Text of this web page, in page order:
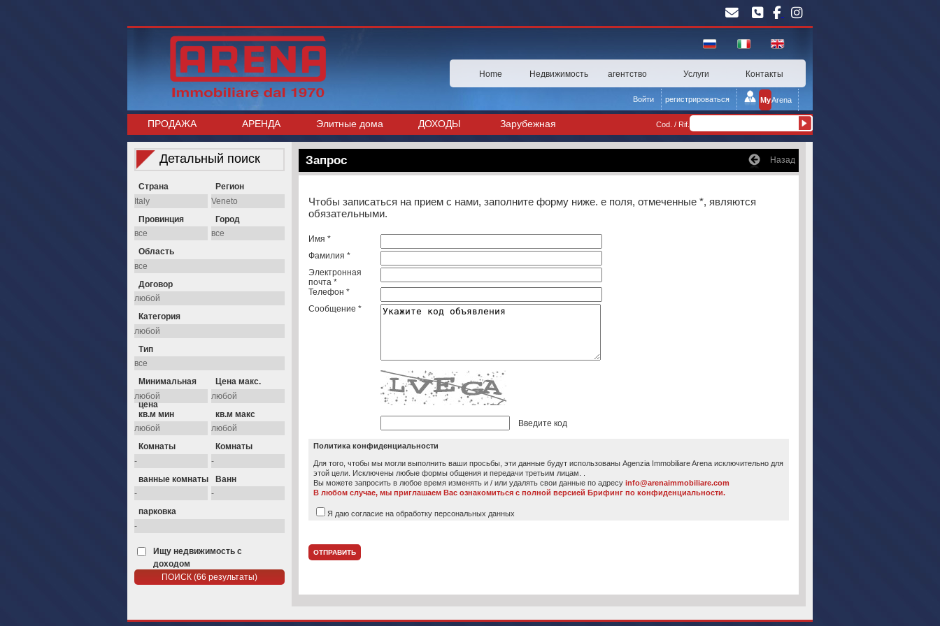
Home Недвижимость агентство Услуги Контакты
MyArena
регистрироваться
Войти
ПРОДАЖА АРЕНДА Элитные дома ДОХОДЫ Зарубежная Cod. / Rif.
Детальный поиск
Страна Регион
Провинция Город
Область
Договор
Категория
Тип
Минимальная
цена
Цена макс.
кв.м мин кв.м макс
Комнаты Комнаты
ванные комнаты Ванн
парковка
Ищу недвижимость с
доходом
Запрос Назад
Чтобы записаться на прием с нами, заполните форму ниже. е поля, отмеченные *, являются
обязательными.
Имя *
Фамилия *
Электронная
почта *
Телефон *
Сообщение *
Введите код
Политика конфиденциальности
Для того, чтобы мы могли выполнить ваши просьбы, эти данные будут использованы Agenzia Immobiliare Arena исключительно для
этой цели. Исключены любые формы общения и передачи третьим лицам. .
Вы можете запросить в любое время изменять и / или удалять свои данные по адресуinfo@arenaimmobiliare.com
В любом случае, мы приглашаем Вас ознакомиться с полной версией Брифинг по конфиденциальности.
Я даю согласие на обработку персональных данных